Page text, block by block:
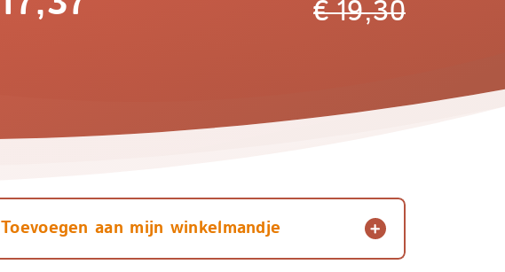
€19,30
Toevoegen aan mijn winkelmandje